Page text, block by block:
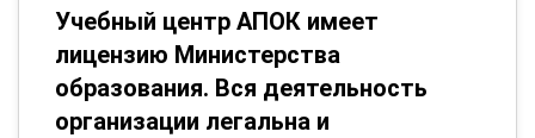
Учебный центр АПОК имеет
лицензию Министерства
образования. Вся деятельность
организации легальна и